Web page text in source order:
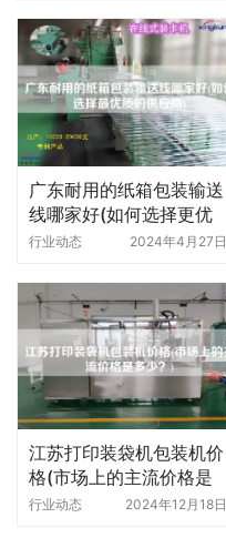
广东耐用的纸箱包装输送
线哪家好(如何选择更优
质的供应商)
行业动态 2024年4月27日
江苏打印装袋机包装机价
格(市场上的主流价格是
多少)
行业动态 2024年12月18日